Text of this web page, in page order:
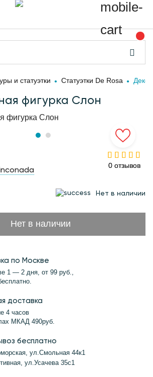
и статуэтки Статуэтки De Rosa
фигурка Слон
0 отзывов
0 отзывов
Нет в наличии
Нет в наличии
по Москве
1 — 2 дня, от 99 руб.,
доставка
4 часов
МКАД 490руб.
бесплатно
ул.Смольная 44к1
ул.Усачева 35с1